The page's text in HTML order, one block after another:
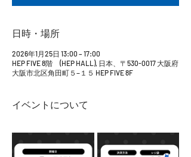
日時・場所
2026年1月25日 13:00 – 17:00
HEP FIVE 8階 (HEP HALL), 日本、〒530-0017 大阪府
大阪市北区角田町５−１５ HEP FIVE 8F
イベントについて